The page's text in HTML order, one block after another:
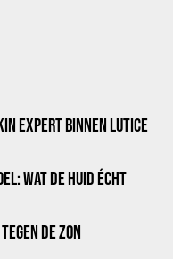
EXPERT BINNEN LUTICE
WAT DE HUID ÉCHT
DE ZON